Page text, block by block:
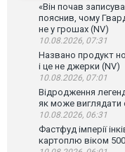
«Він почав
пояснив, чому
не у грошах (NV)
10.08.2026, 07:31
Названо продукт
і це не джерки (NV)
10.08.2026, 07:01
Відродження
як може виглядати
10.08.2026, 06:31
Фастфуд імперії
картоплю віком